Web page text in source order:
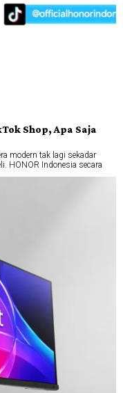
Shop, Apa Saja
modern tak lagi sekadar
HONOR Indonesia secara